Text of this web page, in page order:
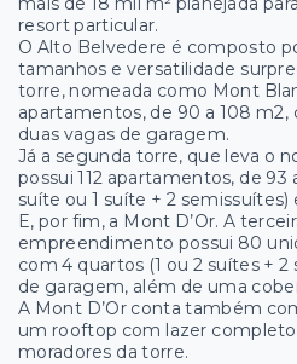
resort particular.
O Alto Belvedere é composto
tamanhos e versatilidade
torre, nomeada como Mont
apartamentos, de 90 a 108 m2,
duas vagas de garagem.
Já a segunda torre, que leva o
possui 112 apartamentos, de 93
suíte ou 1 suíte + 2
E, por fim, a Mont D’Or. A
empreendimento possui 80
com 4 quartos (1 ou 2 suítes +
de garagem, além de uma
A Mont D’Or conta também
um rooftop com lazer
moradores da torre.